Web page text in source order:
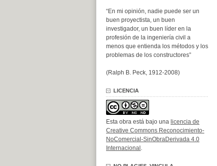
“En mi opinión, nadie puede ser un
buen proyectista, un buen
investigador, un buen líder en la
profesión de la ingeniería civil a
menos que entienda los métodos y los
problemas de los constructores”
(Ralph B. Peck, 1912-2008)
LICENCIA
Esta obra está bajo una licencia de
Creative Commons Reconocimiento-
NoComercial-SinObraDerivada 4.0
Internacional .